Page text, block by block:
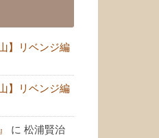
】リベンジ編
】リベンジ編
に 松浦賢治